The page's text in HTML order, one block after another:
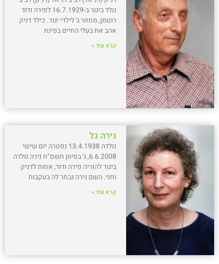
נולד ביגור ב-16.7.1929 לפירה ודוד
רוטמן, מחזור ג' לילדי יגור. כילד דניק
אהב את בעלי החיים בפינת
קרא עוד »
נירה גל
נולדה 13.4.1938 נפטרה יום שישי
6.6.2008, ג' בסיוון תשס"ח נירה נולדה
ביגור להוריה פירה ודוד, אחות לדניק
וחני. השם נירה נבחר לה בעקבות
קרא עוד »